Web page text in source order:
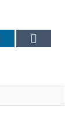
LinkedIn